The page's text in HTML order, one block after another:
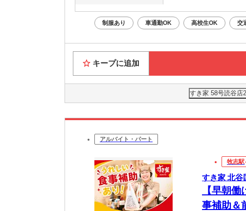
制服あり 車通勤OK 高校生OK 交
キープに追加
すき家 58号読谷店
アルバイト・パート
牧志駅
すき家 北谷
【早朝
事補助＆